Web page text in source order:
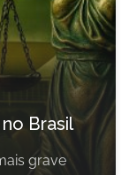
Brasil
grave